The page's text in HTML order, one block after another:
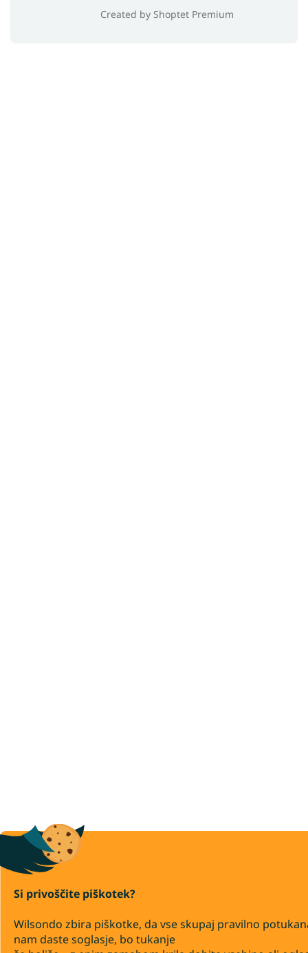
Si privoščite piškotek?
Wilsondo zbira piškotke, da vse skupaj pravilno
nam daste soglasje, bo tukanje
Created by Shoptet Premium